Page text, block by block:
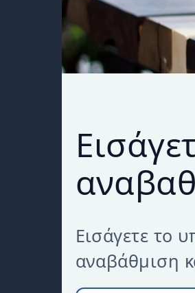
Εισάγετε το
αναβάθμιση